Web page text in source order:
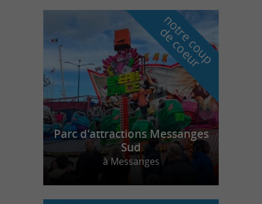
n
o
t
r
e
c
o
u
p
d
e
c
o
e
u
r
Parc d'attractions Messanges
Sud
à Messanges